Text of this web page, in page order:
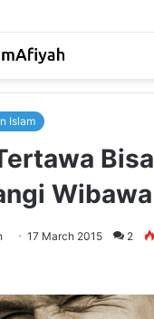
Islam
Bisa
Wibawa
17 March 2015 2